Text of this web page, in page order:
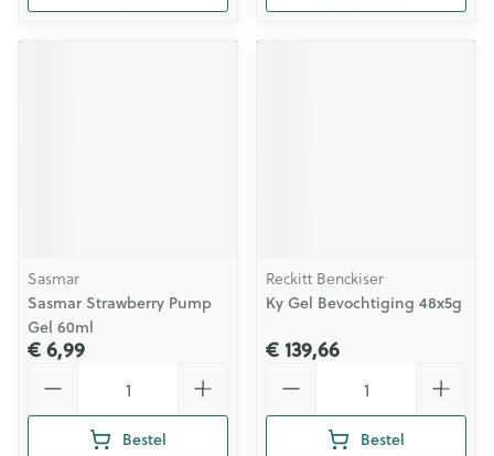
Sasmar
Sasmar Strawberry Pump
Gel 60ml
€ 6,99
Bestel
Reckitt Benckiser
Ky Gel Bevochtiging 48x5g
€ 139,66
Bestel